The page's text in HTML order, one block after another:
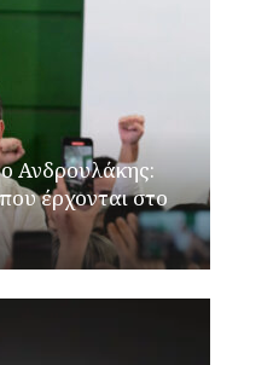
Ανδρουλάκης:
έρχονται στο